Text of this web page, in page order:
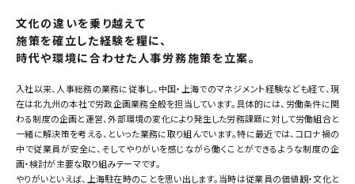
文化の違いを乗り越えて
施策を確立した経験を糧に、
時代や環境に合わせた人事労務施策を立案。
入社以来、人事総務の業務に従事し、中国・上海でのマネジメント経験なども経て、現
在は北九州の本社で労政企画業務全般を担当しています。具体的には、労働条件に関
わる制度の企画と運営、外部環境の変化により発生した労務課題に対して労働組合と
一緒に解決策を考える、といった業務に取り組んでいます。特に最近では、コロナ禍の
中で従業員が安全に、そしてやりがいを感じながら働くことができるような制度の企
画・検討が主要な取り組みテーマです。
やりがいといえば、上海駐在時のことを思い出します。当時は従業員の価値観・文化と